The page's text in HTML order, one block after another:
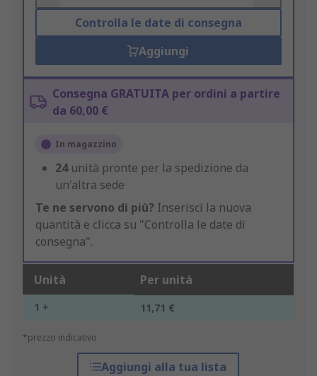
Controlla le date di consegna
Aggiungi
Consegna GRATUITA per ordini a partire
da 60,00 €
In magazzino
24 unità pronte per la spedizione da
un'altra sede
Te ne servono di più? Inserisci la nuova
quantità e clicca su "Controlla le date di
consegna".
Unità Per unità
1 + 11,71 €
*prezzo indicativo
Aggiungi alla tua lista